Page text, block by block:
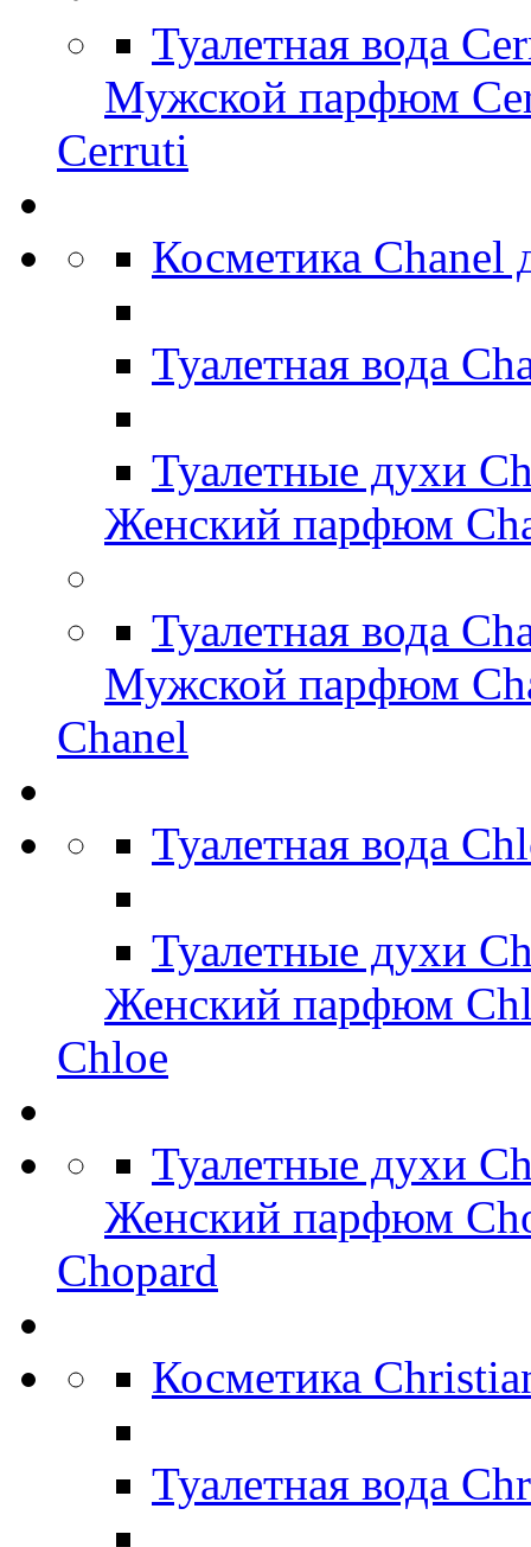
Туалетная вода
Мужской парфюм
Cerruti
Косметика
Туалетная вода
Туалетные духи
Женский парфюм
Туалетная вода
Мужской парфюм
Chanel
Туалетная вода
Туалетные духи
Женский парфюм
Chloe
Туалетные духи
Женский парфюм
Chopard
Косметика
Туалетная вода